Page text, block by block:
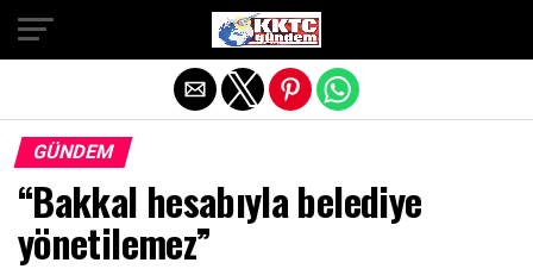
GÜNDEM
“Bakkal hesabıyla belediye
yönetilemez”
Exit mobile version